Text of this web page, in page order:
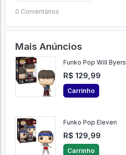
0 Comentários
Mais Anúncios
Funko Pop Will Byers
R$ 129,99
Carrinho
Funko Pop Eleven
R$ 129,99
Carrinho